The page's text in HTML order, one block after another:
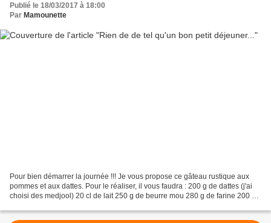
Publié le 18/03/2017 à 18:00
Par Mamounette
Pour bien démarrer la journée !!! Je vous propose ce gâteau rustique aux
pommes et aux dattes. Pour le réaliser, il vous faudra : 200 g de dattes (j'ai
choisi des medjool) 20 cl de lait 250 g de beurre mou 280 g de farine 200 g